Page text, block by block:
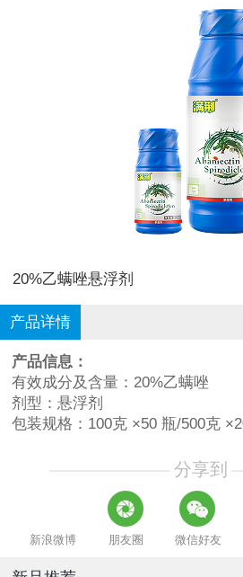
20%乙螨唑悬浮剂
产品详情
产品信息：
有效成分及含量：20%乙螨唑
剂型：悬浮剂
包装规格：100克 ×50 瓶/500克
分享到
新浪微博 朋友圈 微信好友